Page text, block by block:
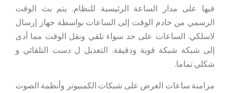
فيها على مدار الساعة الرئيسية للنظام. يتم بث الوقت
الرسمي من خادم الوقت إلى الساعات بواسطة جهاز إرسال
لاسلكي. الساعات على حد سواء تلقي ونقل الوقت مما أدى
إلى شبكة شبكة قوية ودقيقة. التعديل ل دست التلقائي و
شكلي تماما.
مزامنة ساعات العرض على شبكات الكمبيوتر وأنظمة الصوت